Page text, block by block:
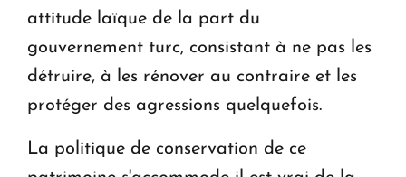
attitude laïque de la part du
gouvernement turc, consistant à ne pas les
détruire, à les rénover au contraire et les
protéger des agressions quelquefois.
La politique de conservation de ce